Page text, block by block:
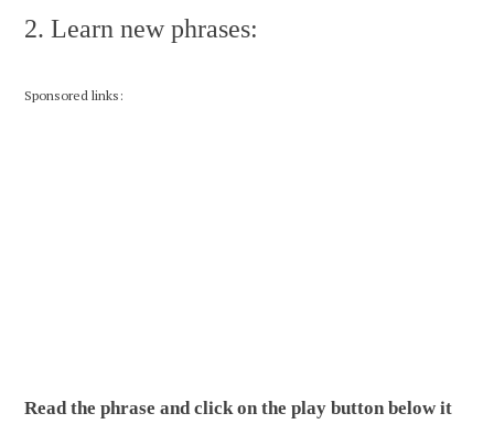
2. Learn new phrases:
Sponsored links:
Read the phrase and click on the play button below it